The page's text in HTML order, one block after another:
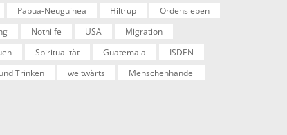
Papua-Neuguinea Hiltrup
Ordensleben
Nothilfe USA
Migration
Spiritualität Guatemala
ISDEN
Trinken weltwärts
Menschenhandel